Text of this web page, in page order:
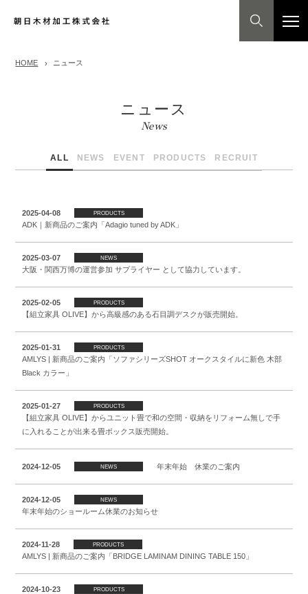
HOME ニュース
ニュース
News
ALL NEWS EVENT PRODUCTS RECRUIT
2025-04-08 PRODUCTS
ADK｜新商品のご案内「Adagio tuned by ADK」
2025-03-07 NEWS
大阪・関西万博の運営参加 サプライヤー として協力しています。
2025-02-05 PRODUCTS
【組立家具 OLIVE】から高級感のある石目調デスクが販売開始。
2025-01-31 PRODUCTS
AMLYS | 新商品のご案内「ソファシリーズSHOT オークスタイルに新色 木部
Black カラー」
2025-01-27 PRODUCTS
【組立家具 OLIVE】からユニット畳で和の空間・収納をリフォーム無しで手
に入れることが出来る畳ボックス販売開始。
2024-12-05 NEWS 年末年始 休業のご案内
2024-12-05 NEWS
年末年始のショールーム休業のお知らせ
2024-11-28 PRODUCTS
AMLYS | 新商品のご案内「BRIDGE LAMINAM DINING TABLE 150」
2024-10-23 PRODUCTS